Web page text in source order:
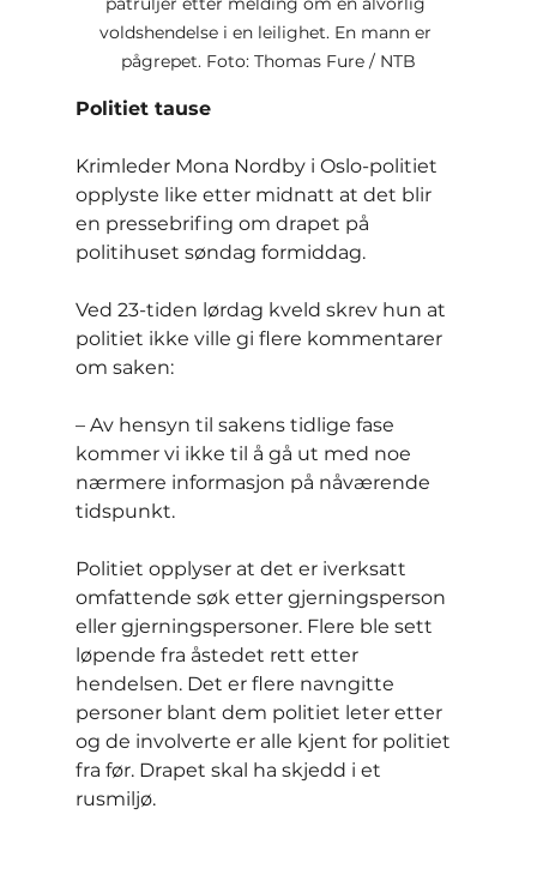
voldshendelse i en leilighet. En mann er
pågrepet. Foto: Thomas Fure / NTB
Politiet tause
Krimleder Mona Nordby i Oslo-politiet
opplyste like etter midnatt at det blir
en pressebrifing om drapet på
politihuset søndag formiddag.
Ved 23-tiden lørdag kveld skrev hun at
politiet ikke ville gi flere kommentarer
om saken:
– Av hensyn til sakens tidlige fase
kommer vi ikke til å gå ut med noe
nærmere informasjon på nåværende
tidspunkt.
Politiet opplyser at det er iverksatt
omfattende søk etter gjerningsperson
eller gjerningspersoner. Flere ble sett
løpende fra åstedet rett etter
hendelsen. Det er flere navngitte
personer blant dem politiet leter etter
og de involverte er alle kjent for politiet
fra før. Drapet skal ha skjedd i et
rusmiljø.